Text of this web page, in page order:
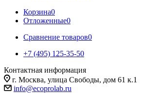
Корзина0
Отложенные0
Сравнение товаров0
+7 (495) 125-35-50
Контактная информация
г. Москва, улица Свободы, дом 61 к.1
info@ecoprolab.ru